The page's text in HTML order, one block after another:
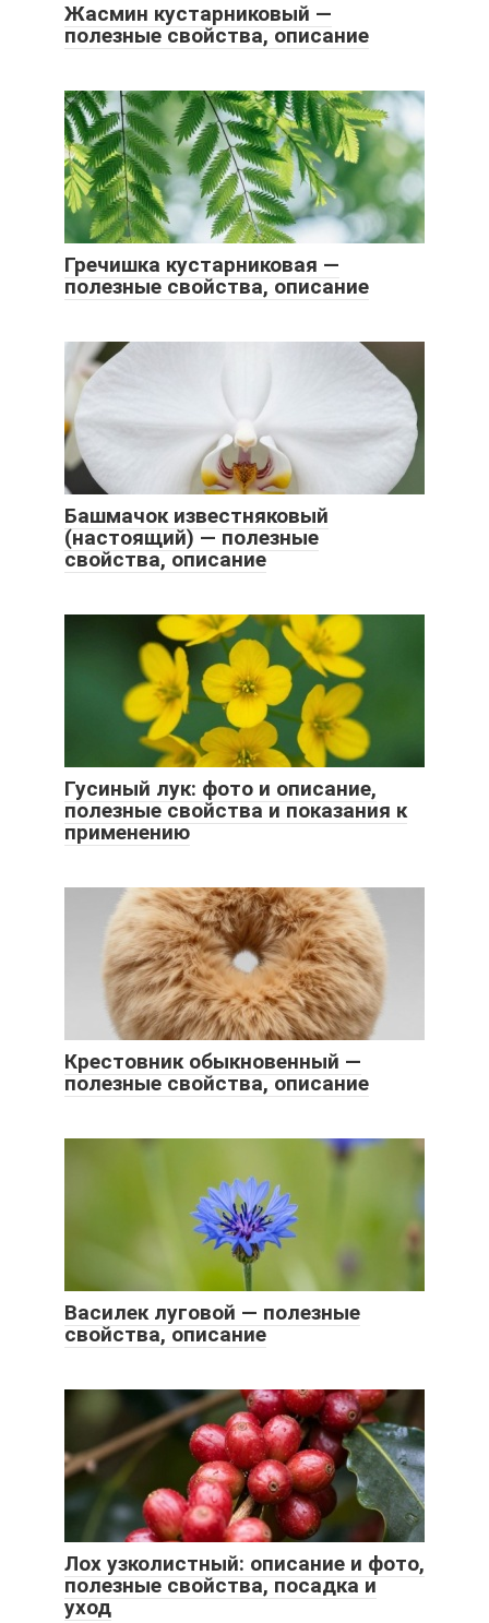
Жасмин кустарниковый —
полезные свойства, описание
Гречишка кустарниковая —
полезные свойства, описание
Башмачок известняковый
(настоящий) — полезные
свойства, описание
Гусиный лук: фото и описание,
полезные свойства и показания к
применению
Крестовник обыкновенный —
полезные свойства, описание
Василек луговой — полезные
свойства, описание
Лох узколистный: описание и фото,
полезные свойства, посадка и
уход